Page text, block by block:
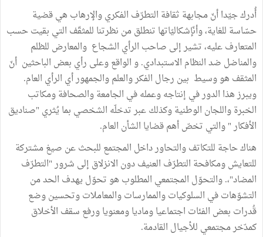
أُدرك جيّدا أنّ مجابهة ثقافة التطرّف الفكري والإرهاب هي قضية
حسّاسة للغاية، وأنّإشكاليّاتها تنطلق من نظرتنا للمثقّف التي بقيت حسب
المتعارف عليه، تشير إلى صاحب الرأي الشجاع والمعارض للظلم
والمناضل ضد النظام الاستبدادي. و الواقع وعلى رأي بعض الباحثين أنّ
المثقف هو وسيط بين رجال الفكر والعلم والجمهور أي الرأي العام.
ويبرز هذا الدور في إنتاجه وعمله في الجامعة والصحافة ومكاتب
الخبرة واللجان الوطنية وكذلك عبر تدخلّه الشخصي بما يُثري "صناديق
الأفكار " والتي تخصّ أهم قضايا الشأن العام.
هناك حاجة للتكاتف والتحاور داخل المجتمع للبحث عن صيغ مشتركة
للتعايش ومكافحة التطرّف العنيف دون الانزلاق إلى شرور "التطرّف
المضاد"،. والتحوّل المجتمعي المطلوب هو تحوّل يهدف الحد من
التشوّهات في السلوكيات والممارسات والمعاملات وتحسين وضع
قُدرات بعض الفئات اجتماعيا وماديا ومعنويا ورفع سقف الأخلاق
كمدّخر مجتمعي للأجيال القادمة.